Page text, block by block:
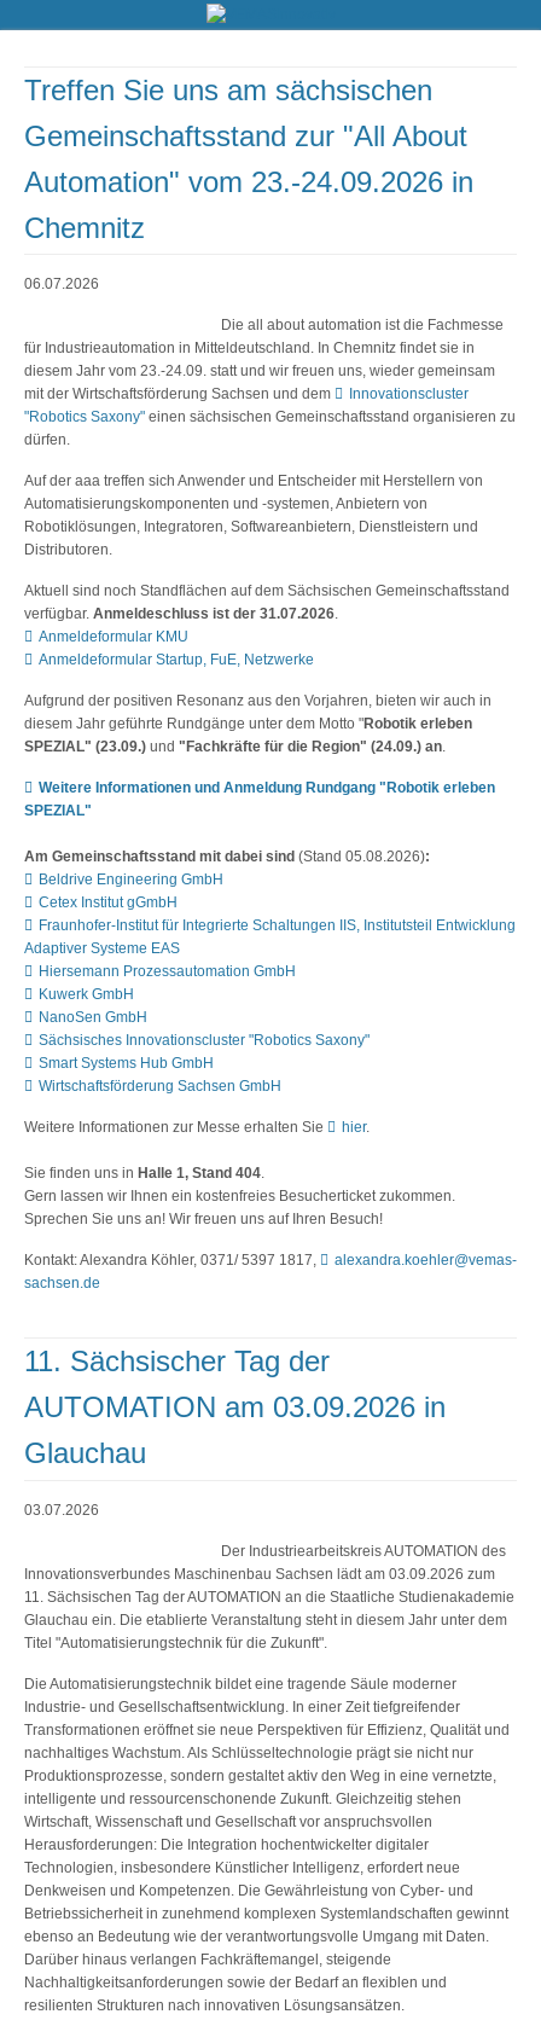
Treffen Sie uns am sächsischen
Gemeinschaftsstand zur "All About
Automation" vom 23.-24.09.2026 in
Chemnitz
06.07.2026
Die all about automation ist die Fachmesse
für Industrieautomation in Mitteldeutschland. In Chemnitz findet sie in
diesem Jahr vom 23.-24.09. statt und wir freuen uns, wieder gemeinsam
mit der Wirtschaftsförderung Sachsen und dem
Innovationscluster
"Robotics Saxony" einen sächsischen Gemeinschaftsstand organisieren zu
dürfen.
Auf der aaa treffen sich Anwender und Entscheider mit Herstellern von
Automatisierungskomponenten und -systemen, Anbietern von
Robotiklösungen, Integratoren, Softwareanbietern, Dienstleistern und
Distributoren.
Aktuell sind noch Standflächen auf dem Sächsischen Gemeinschaftsstand
verfügbar. Anmeldeschluss ist der 31.07.2026.
Anmeldeformular KMU
Anmeldeformular Startup, FuE, Netzwerke
Aufgrund der positiven Resonanz aus den Vorjahren, bieten wir auch in
diesem Jahr geführte Rundgänge unter dem Motto "Robotik erleben
SPEZIAL" (23.09.) und "Fachkräfte für die Region" (24.09.) an.
Weitere Informationen und Anmeldung Rundgang "Robotik erleben
SPEZIAL"
Am Gemeinschaftsstand mit dabei sind (Stand 05.08.2026):
Beldrive Engineering GmbH
Cetex Institut gGmbH
Fraunhofer-Institut für Integrierte Schaltungen IIS, Institutsteil Entwicklung
Adaptiver Systeme EAS
Hiersemann Prozessautomation GmbH
Kuwerk GmbH
NanoSen GmbH
Sächsisches Innovationscluster "Robotics Saxony"
Smart Systems Hub GmbH
Wirtschaftsförderung Sachsen GmbH
Weitere Informationen zur Messe erhalten Sie hier.
Sie finden uns in Halle 1, Stand 404.
Gern lassen wir Ihnen ein kostenfreies Besucherticket zukommen.
Sprechen Sie uns an! Wir freuen uns auf Ihren Besuch!
Kontakt: Alexandra Köhler, 0371/ 5397 1817,
alexandra.koehler@vemas-
sachsen.de
11. Sächsischer Tag der
AUTOMATION am 03.09.2026 in
Glauchau
03.07.2026
Der Industriearbeitskreis AUTOMATION des
Innovationsverbundes Maschinenbau Sachsen lädt am 03.09.2026 zum
11. Sächsischen Tag der AUTOMATION an die Staatliche Studienakademie
Glauchau ein. Die etablierte Veranstaltung steht in diesem Jahr unter dem
Titel "Automatisierungstechnik für die Zukunft".
Die Automatisierungstechnik bildet eine tragende Säule moderner
Industrie- und Gesellschaftsentwicklung. In einer Zeit tiefgreifender
Transformationen eröffnet sie neue Perspektiven für Effizienz, Qualität und
nachhaltiges Wachstum. Als Schlüsseltechnologie prägt sie nicht nur
Produktionsprozesse, sondern gestaltet aktiv den Weg in eine vernetzte,
intelligente und ressourcenschonende Zukunft. Gleichzeitig stehen
Wirtschaft, Wissenschaft und Gesellschaft vor anspruchsvollen
Herausforderungen: Die Integration hochentwickelter digitaler
Technologien, insbesondere Künstlicher Intelligenz, erfordert neue
Denkweisen und Kompetenzen. Die Gewährleistung von Cyber- und
Betriebssicherheit in zunehmend komplexen Systemlandschaften gewinnt
ebenso an Bedeutung wie der verantwortungsvolle Umgang mit Daten.
Darüber hinaus verlangen Fachkräftemangel, steigende
Nachhaltigkeitsanforderungen sowie der Bedarf an flexiblen und
resilienten Strukturen nach innovativen Lösungsansätzen.